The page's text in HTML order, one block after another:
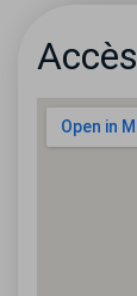
Accès